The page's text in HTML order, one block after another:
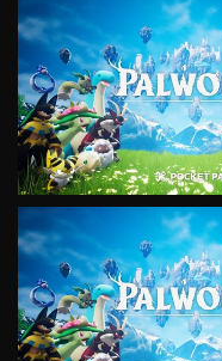
VIEW
VIEW